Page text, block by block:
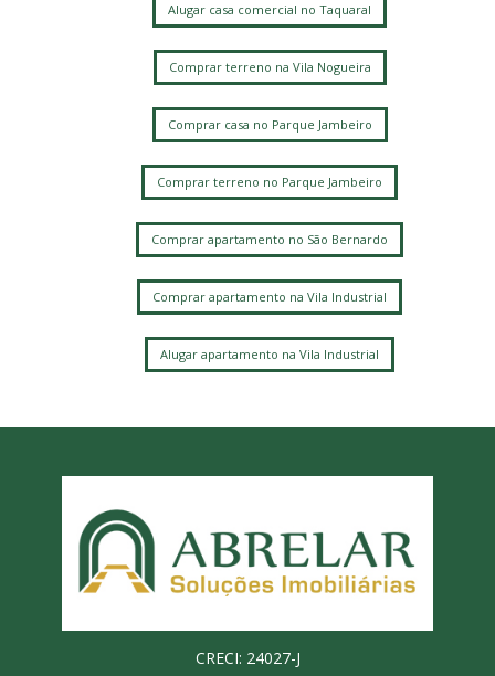
Alugar casa comercial no Taquaral
Comprar terreno na Vila Nogueira
Comprar casa no Parque Jambeiro
Comprar terreno no Parque Jambeiro
Comprar apartamento no São Bernardo
Comprar apartamento na Vila Industrial
Alugar apartamento na Vila Industrial
CRECI: 24027-J